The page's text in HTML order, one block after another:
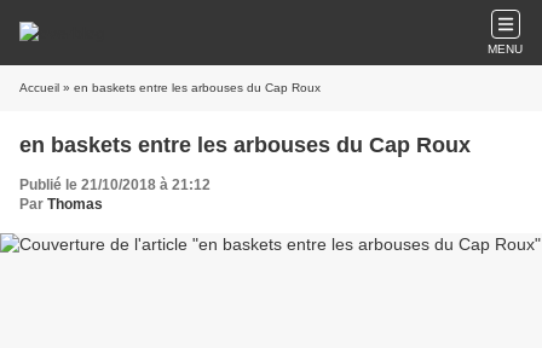
MENU
Accueil » en baskets entre les arbouses du Cap Roux
en baskets entre les arbouses du Cap Roux
Publié le 21/10/2018 à 21:12
Par Thomas